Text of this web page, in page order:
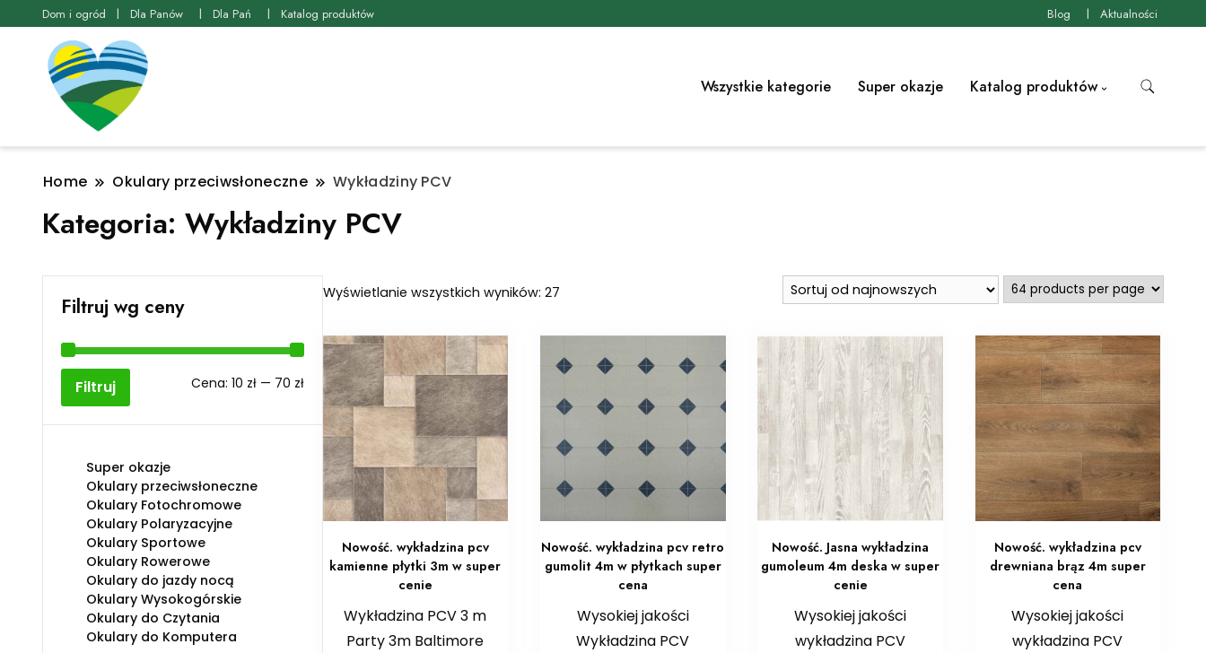
Dom i ogród Dla Panów Dla Pań Katalog produktów Blog Aktualności
Wszystkie kategorie Super okazje Katalog produktów
Home Okulary przeciwsłoneczne Wykładziny PCV
Kategoria: Wykładziny PCV
Wyświetlanie wszystkich wyników: 27Posortowane
najnowszych
Nowość. wykładzina pcv
kamienne płytki 3m w super
cenie
Wykładzina PCV 3 m
Party 3m Baltimore
Nowość. wykładzina pcv retro
gumolit 4m w płytkach super
cena
Wysokiej jakości
Wykładzina PCV
Nowość. Jasna wykładzina
gumoleum 4m deska w super
cenie
Wysokiej jakości
wykładzina PCV
Nowość. wykładzina pcv
drewniana brąz 4m super
cena
Wysokiej jakości
wykładzina PCV
Filtruj wg ceny
Cena
min
Cena
max
Filtruj Cena: 10 zł— 70 zł
Super okazje
Okulary przeciwsłoneczne
Okulary Fotochromowe
Okulary Polaryzacyjne
Okulary Sportowe
Okulary Rowerowe
Okulary do jazdy nocą
Okulary Wysokogórskie
Okulary do Czytania
Okulary do Komputera